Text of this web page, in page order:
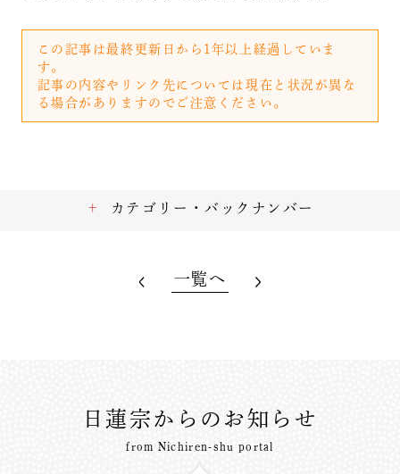
この記事は最終更新日から1年以上経過していま
す。
記事の内容やリンク先については現在と状況が異な
る場合がありますのでご注意ください。
カテゴリー・バックナンバー
一覧へ
日蓮宗からのお知らせ
from Nichiren-shu portal